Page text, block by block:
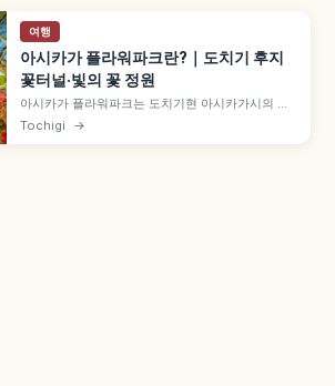
여행
아시카가 플라워파크란?｜도치기 후지
꽃터널·빛의 꽃 정원
아시카가 플라워파크는 도치기현 아시카가시의 약
100,000㎡ 꽃 공원으로, 후지(등나무) 명소로 유명
합니다. 수령 150년 넘는 약 1,000㎡ '오오후지다
Tochigi →